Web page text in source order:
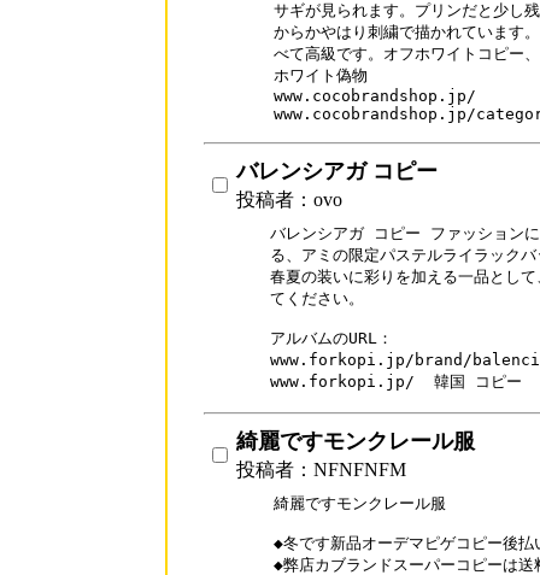
サギが見られます。プリンだと少し
からかやはり刺繍で描かれています
べて高級です。オフホワイトコピー
ホワイト偽物
www.cocobrandshop.jp/
www.cocobrandshop.jp/
バレンシアガ コピー
投稿者：ovo
バレンシアガ コピー ファッション
る、アミの限定パステルライラック
春夏の装いに彩りを加える一品とし
てください。
アルバムのURL：
www.forkopi.jp/brand/
www.forkopi.jp/  韓国 コピー
綺麗ですモンクレール服
投稿者：NFNFNFM
綺麗ですモンクレール服
◆冬です新品オーデマピゲコピー後払
◆弊店カブランドスーパーコピーは